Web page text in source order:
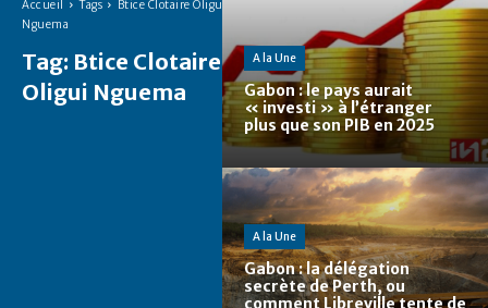
Accueil Tags
Btice Clotaire Oligui
Nguema
Tag: Btice Clotaire
Oligui Nguema
A la Une
Gabon : le pays aurait
« investi » à l’étranger
plus que son PIB en 2025
A la Une
Gabon : la délégation
secrète de Perth, ou
comment Libreville tente de